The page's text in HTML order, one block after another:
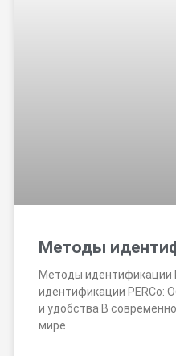
Методы
Методы идентификации
идентификации PERCo:
и удобства В
мире